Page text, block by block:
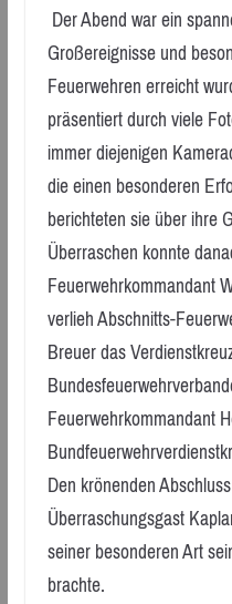
Der Abend war ein
Großereignisse und
Feuerwehren erreicht
präsentiert durch viele
immer diejenigen
die einen besonderen
berichteten sie über ihre
Überraschen konnte
Feuerwehrkommandant
verlieh Abschnitts-
Breuer das
Feuerwehrkommandant
Den krönenden
Überraschungsgast
seiner besonderen Art
brachte.